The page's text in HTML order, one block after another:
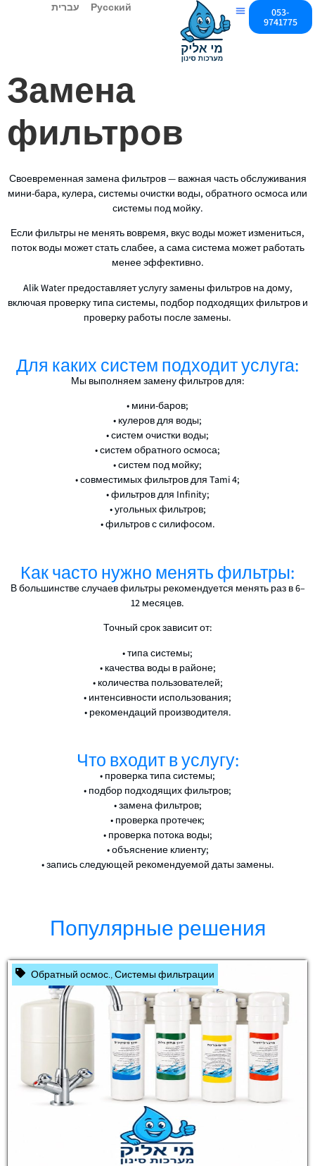
עברית Русский 053-
9741775
Замена
фильтров
Своевременная замена фильтров — важная часть обслуживания
мини-бара, кулера, системы очистки воды, обратного осмоса или
системы под мойку.
Если фильтры не менять вовремя, вкус воды может измениться,
поток воды может стать слабее, а сама система может работать
менее эффективно.
Alik Water предоставляет услугу замены фильтров на дому,
включая проверку типа системы, подбор подходящих фильтров и
проверку работы после замены.
Для каких систем подходит услуга:
Мы выполняем замену фильтров для:
• мини-баров;
• кулеров для воды;
• систем очистки воды;
• систем обратного осмоса;
• систем под мойку;
• совместимых фильтров для Tami 4;
• фильтров для Infinity;
• угольных фильтров;
• фильтров с силифосом.
Как часто нужно менять фильтры:
В большинстве случаев фильтры рекомендуется менять раз в 6–
12 месяцев.
Точный срок зависит от:
• типа системы;
• качества воды в районе;
• количества пользователей;
• интенсивности использования;
• рекомендаций производителя.
Что входит в услугу:
• проверка типа системы;
• подбор подходящих фильтров;
• замена фильтров;
• проверка протечек;
• проверка потока воды;
• объяснение клиенту;
• запись следующей рекомендуемой даты замены.
Популярные решения
Обратный осмос.,Системы фильтрации